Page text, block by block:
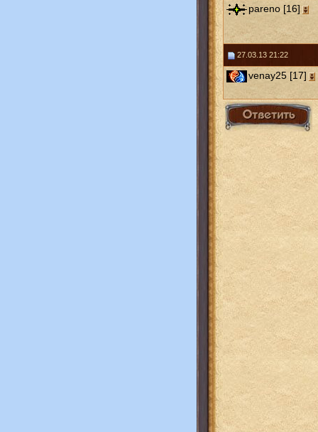
pareno [16]
27.03.13 21:22
venay25 [17]